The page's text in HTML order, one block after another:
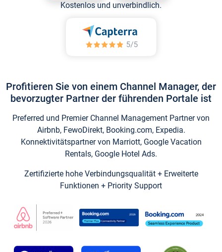
Kostenlos und unverbindlich.
Profitieren Sie von einem Channel Manager, der
bevorzugter Partner der führenden Portale ist
Preferred und Premier Channel Management Partner von
Airbnb, FewoDirekt, Booking.com, Expedia.
Konnektivitätspartner von Marriott, Google Vacation
Rentals, Google Hotel Ads.
Zertifizierte hohe Verbindungsqualität + Erweiterte
Funktionen + Priority Support